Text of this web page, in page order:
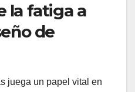
la fatiga a
de
juega un papel vital en